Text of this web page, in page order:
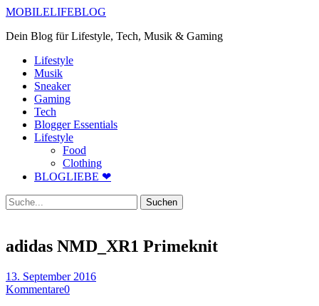
MOBILELIFEBLOG
Dein Blog für Lifestyle, Tech, Musik & Gaming
Lifestyle
Musik
Sneaker
Gaming
Tech
Blogger Essentials
Lifestyle
Food
Clothing
BLOGLIEBE ❤
Suche
adidas NMD_XR1 Primeknit
13. September 2016
Kommentare0